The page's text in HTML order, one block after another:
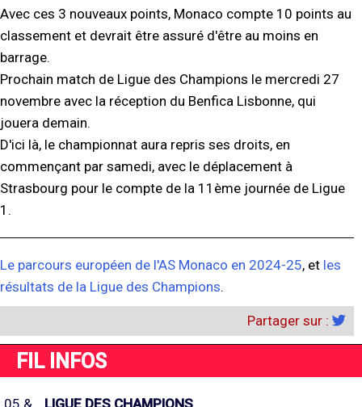
Avec ces 3 nouveaux points, Monaco compte 10 points au
classement et devrait être assuré d'être au moins en
barrage.
Prochain match de Ligue des Champions le mercredi 27
novembre avec la réception du Benfica Lisbonne, qui
jouera demain.
D'ici là, le championnat aura repris ses droits, en
commençant par samedi, avec le déplacement à
Strasbourg pour le compte de la 11ème journée de Ligue
1.
Le parcours européen de l'AS Monaco en 2024-25, et les
résultats de la Ligue des Champions.
Partager sur :
FIL INFOS
05 &
LIGUE DES CHAMPIONS